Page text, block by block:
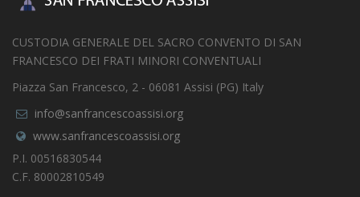
CUSTODIA GENERALE DEL SACRO CONVENTO DI SAN
FRANCESCO DEI FRATI MINORI CONVENTUALI
Piazza San Francesco, 2 - 06081 Assisi (PG) Italy
info@sanfrancescoassisi.org
www.sanfrancescoassisi.org
P.I. 00516830544
C.F. 80002810549